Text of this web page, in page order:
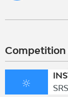
Competition